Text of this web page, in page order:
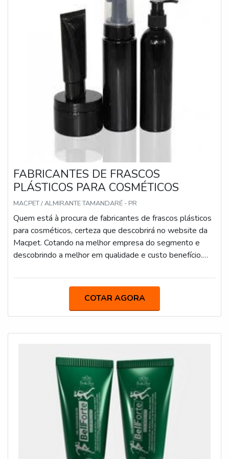
entrega com excelência para seus parceiros.
FABRICANTES DE FRASCOS
PLÁSTICOS PARA COSMÉTICOS
MACPET / ALMIRANTE TAMANDARÉ - PR
Quem está à procura de fabricantes de frascos plásticos
para cosméticos, certeza que descobrirá no website da
Macpet. Cotando na melhor empresa do segmento e
descobrindo a melhor em qualidade e custo benefício.
para cosméticos, na Macpet conseguirá precisão com
FABRICANTES DE FRASCOS PLÁSTICOS PARA
COSMÉTICOSHá muitas maneiras eficientes de
proporcionar aos clientes uma estrutura com: Escritório
de alta qualidade onde são realizadas as atividades;
Máquinas modernas; Tecnologia de ponta. Tudo isso
para oferecer fabricante de frascos plásticos para
cosméticos com proteção. Ainda focando em fabricantes
de frascos plásticos para cosméticos, deve-se descartar
empresas que não tenham produtos e serviços com
ótima qualidade e excelente custo-benefício, pequenos
detalhes, mas de grande valia para saber a procedência e
COTAR AGORA